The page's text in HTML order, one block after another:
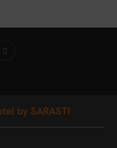
by SARASTI